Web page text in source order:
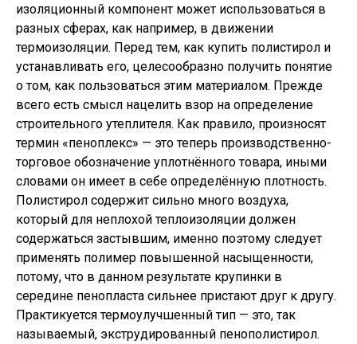
изоляционный компонент может использоваться в
разных сферах, как например, в движении
термоизоляции. Перед тем, как купить полистирол и
устанавливать его, целесообразно получить понятие
о том, как пользоваться этим материалом. Прежде
всего есть смысл нацелить взор на определение
строительного утеплителя. Как правило, произносят
термин «пеноплекс» — это теперь производственно-
торговое обозначение уплотнённого товара, иными
словами он имеет в себе определённую плотность.
Полистирол содержит сильно много воздуха,
который для неплохой теплоизоляции должен
содержаться застывшим, именно поэтому следует
применять полимер повышенной насыщенности,
потому, что в данном результате крупинки в
середине пенопласта сильнее пристают друг к другу.
Практикуется термоулучшенный тип — это, так
называемый, экструдированный пенополистирол.